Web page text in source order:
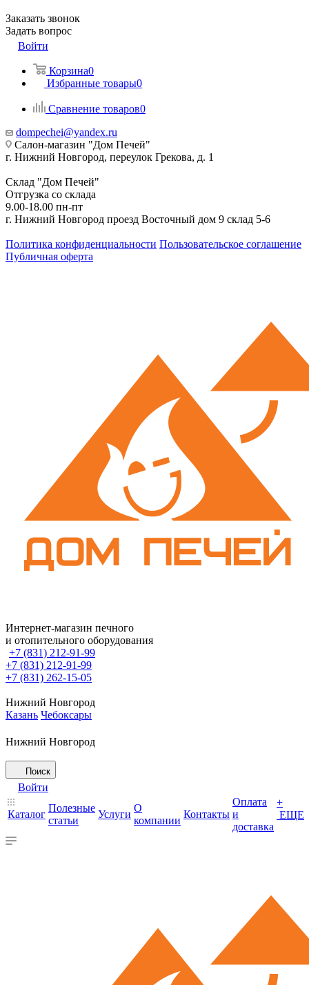
Заказать звонок
Задать вопрос
Войти
Корзина0
Избранные товары0
Сравнение товаров0
dompechei@yandex.ru
Салон-магазин "Дом Печей"
г. Нижний Новгород, переулок Грекова, д. 1
Склад "Дом Печей"
Отгрузка со склада
9.00-18.00 пн-пт
г. Нижний Новгород проезд Восточный дом 9 склад 5-6
Политика конфиденциальности Пользовательское соглашение
Публичная оферта
Интернет-магазин печного
и отопительного оборудования
+7 (831) 212-91-99
+7 (831) 212-91-99
+7 (831) 262-15-05
Нижний Новгород
Казань Чебоксары
Нижний Новгород
Поиск
Войти
Каталог
Полезные
статьи
Услуги
О
компании
Контакты
Оплата
и
доставка
+
ЕЩЕ